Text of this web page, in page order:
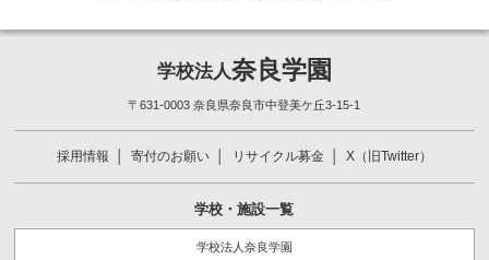
学校法人奈良学園
〒631-0003 奈良県奈良市中登美ケ丘3-15-1
採用情報 寄付のお願い リサイクル募金 X（旧Twitter）
学校・施設一覧
学校法人奈良学園